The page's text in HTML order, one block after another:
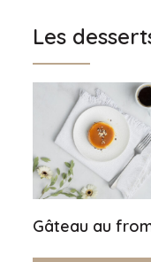
Les
Gâteau au